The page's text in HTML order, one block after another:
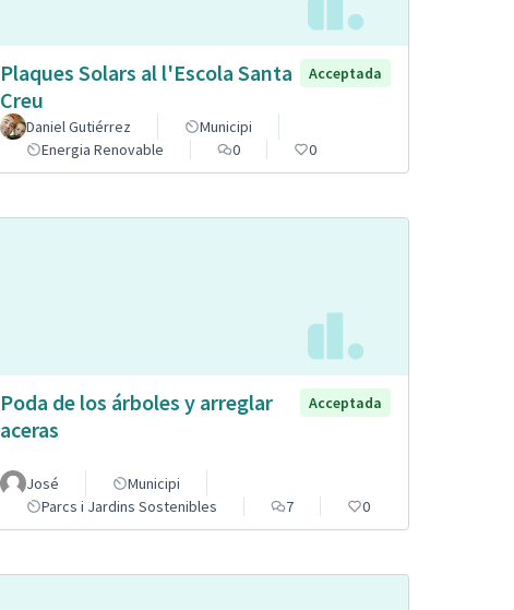
Plaques Solars al l'Escola Santa
Creu
Acceptada
Daniel Gutiérrez
Municipi
Energia Renovable
0 0
Poda de los árboles y arreglar
aceras
Acceptada
José
Municipi
Parcs i Jardins Sostenibles
7 0